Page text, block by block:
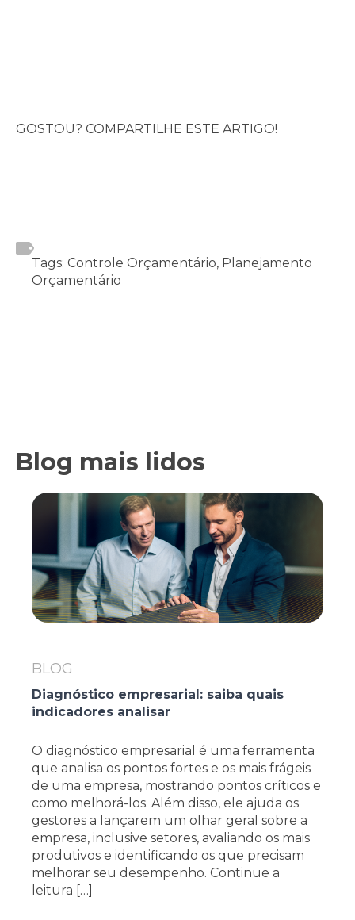
GOSTOU? COMPARTILHE ESTE ARTIGO!
Tags: Controle Orçamentário, Planejamento
Orçamentário
Blog mais lidos
BLOG
Diagnóstico empresarial: saiba quais
indicadores analisar
O diagnóstico empresarial é uma ferramenta
que analisa os pontos fortes e os mais frágeis
de uma empresa, mostrando pontos críticos e
como melhorá-los. Além disso, ele ajuda os
gestores a lançarem um olhar geral sobre a
empresa, inclusive setores, avaliando os mais
produtivos e identificando os que precisam
melhorar seu desempenho. Continue a
leitura […]